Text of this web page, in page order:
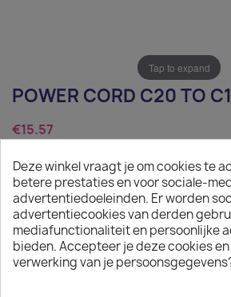
Tap to expand
POWER CORD C20 TO
€15.57
Tax excluded
Power Cord C20 to C15 black 3m
Quantity
 ADD TO CART
Deze winkel vraagt je om cookies te
betere prestaties en voor sociale-
advertentiedoeleinden. Er worden
advertentiecookies van derden
mediafunctionaliteit en persoonlijke
bieden. Accepteer je deze cookies
verwerking van je